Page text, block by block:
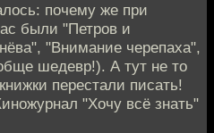
почему же при
были "Петров и
"Внимание черепаха",
шедевр!). А тут не то
перестали писать!
"Хочу всё знать"